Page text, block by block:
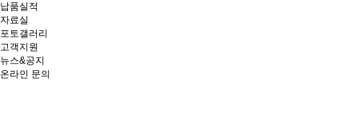
납품실적
자료실
포토갤러리
고객지원
뉴스&공지
온라인 문의